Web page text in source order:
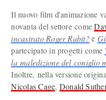
Il nuovo film d'animazione
novanta del settore come
incastrato Roger Rabit?e
partecipato in progetti come
la maledizione del coniglio
Inoltre, nella versione
Nicolas Cage, Donald